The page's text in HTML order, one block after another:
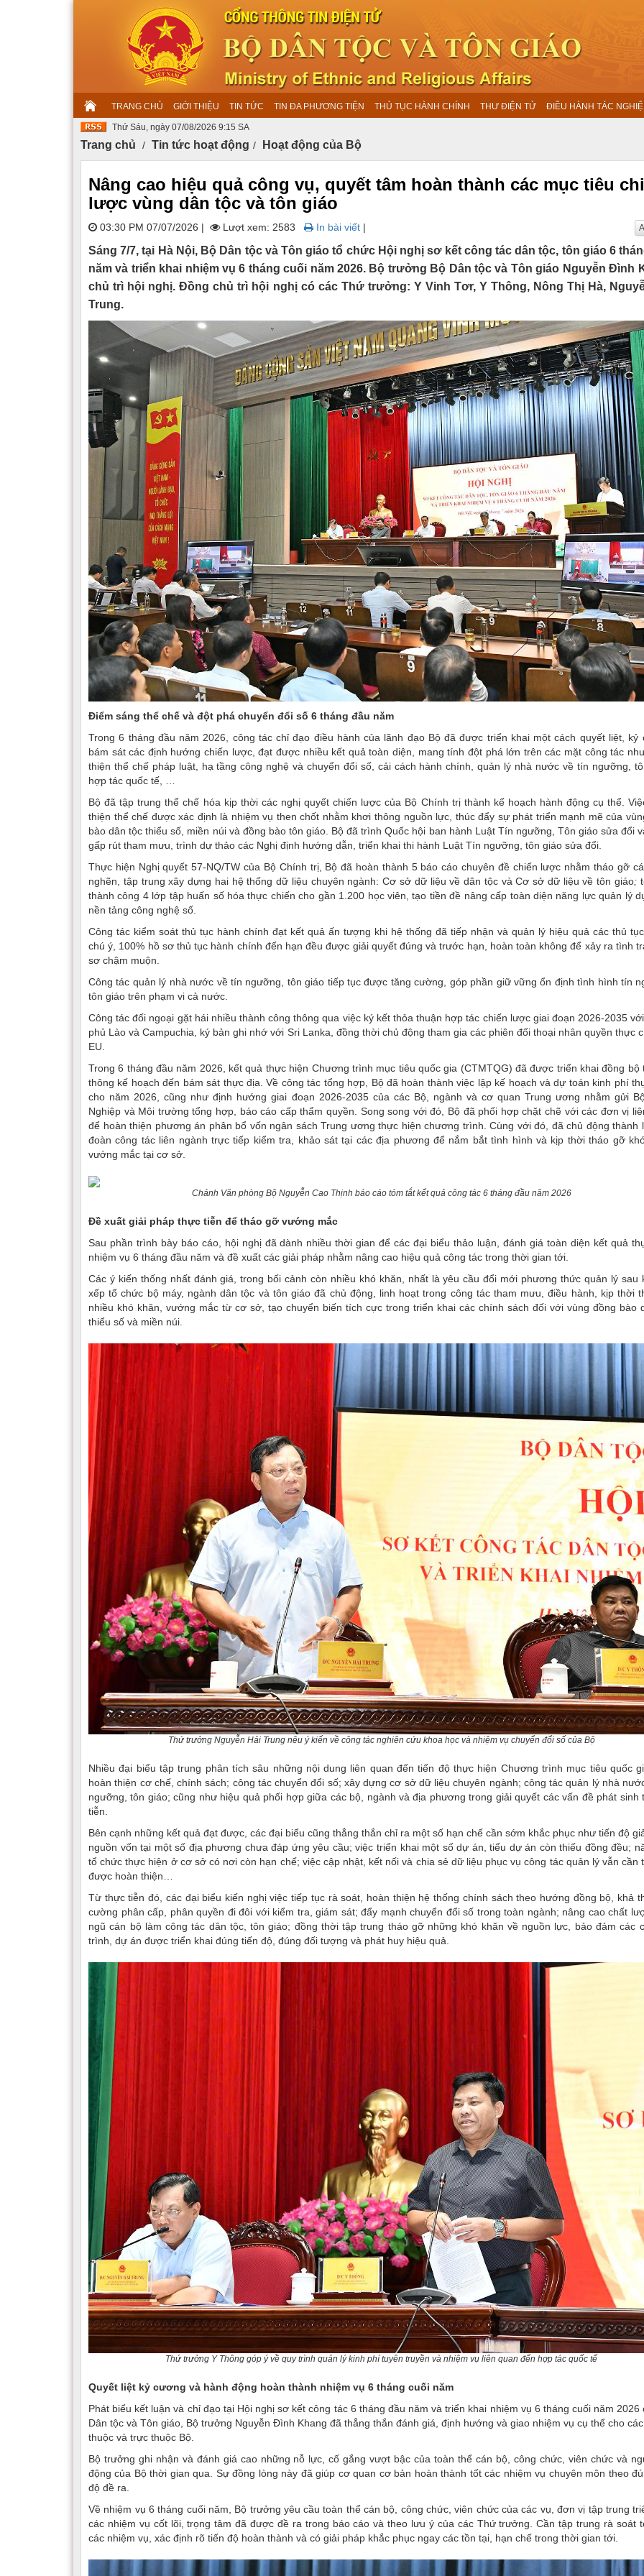
TRANG CHỦ GIỚI THIỆU TIN TỨC TIN ĐA PHƯƠNG TIỆN THỦ TỤC HÀNH CHÍNH THƯ ĐIỆN TỬ ĐIỀU HÀNH TÁC
Thứ Sáu, ngày 07/08/2026 9:15 SA
Trang chủ Tin tức hoạt động Hoạt động của Bộ
Nâng cao hiệu quả công vụ, quyết tâm hoàn thành các mục tiêu
lược vùng dân tộc và tôn giáo
03:30 PM 07/07/2026 | Lượt xem: 2583 In bài viết |
Sáng 7/7, tại Hà Nội, Bộ Dân tộc và Tôn giáo tổ chức Hội nghị sơ kết công tác dân tộc, tôn giáo 6
năm và triển khai nhiệm vụ 6 tháng cuối năm 2026. Bộ trưởng Bộ Dân tộc và Tôn giáo Nguyễn Đình
chủ trì hội nghị. Đồng chủ trì hội nghị có các Thứ trưởng: Y Vinh Tơr, Y Thông, Nông Thị Hà,
Trung.
Điểm sáng thể chế và đột phá chuyển đổi số 6 tháng đầu năm
Trong 6 tháng đầu năm 2026, công tác chỉ đạo điều hành của lãnh đạo Bộ đã được triển khai một cách quyết liệt, kỷ
bám sát các định hướng chiến lược, đạt được nhiều kết quả toàn diện, mang tính đột phá lớn trên các mặt công tác
thiện thể chế pháp luật, hạ tầng công nghệ và chuyển đổi số, cải cách hành chính, quản lý nhà nước về tín ngưỡng,
hợp tác quốc tế, …
Bộ đã tập trung thể chế hóa kịp thời các nghị quyết chiến lược của Bộ Chính trị thành kế hoạch hành động cụ thể.
thiện thể chế được xác định là nhiệm vụ then chốt nhằm khơi thông nguồn lực, thúc đẩy sự phát triển mạnh mẽ của
bào dân tộc thiểu số, miền núi và đồng bào tôn giáo. Bộ đã trình Quốc hội ban hành Luật Tín ngưỡng, Tôn giáo sửa đổi
gấp rút tham mưu, trình dự thảo các Nghị định hướng dẫn, triển khai thi hành Luật Tín ngưỡng, tôn giáo sửa đổi.
Thực hiện Nghị quyết 57-NQ/TW của Bộ Chính trị, Bộ đã hoàn thành 5 báo cáo chuyên đề chiến lược nhằm tháo gỡ
nghẽn, tập trung xây dựng hai hệ thống dữ liệu chuyên ngành: Cơ sở dữ liệu về dân tộc và Cơ sở dữ liệu về tôn giáo;
thành công 4 lớp tập huấn số hóa thực chiến cho gần 1.200 học viên, tạo tiền đề nâng cấp toàn diện năng lực quản lý
nền tảng công nghệ số.
Công tác kiểm soát thủ tục hành chính đạt kết quả ấn tượng khi hệ thống đã tiếp nhận và quản lý hiệu quả các thủ
chú ý, 100% hồ sơ thủ tục hành chính đến hạn đều được giải quyết đúng và trước hạn, hoàn toàn không để xảy ra tình
sơ chậm muộn.
Công tác quản lý nhà nước về tín ngưỡng, tôn giáo tiếp tục được tăng cường, góp phần giữ vững ổn định tình hình tín
tôn giáo trên phạm vi cả nước.
Công tác đối ngoại gặt hái nhiều thành công thông qua việc ký kết thỏa thuận hợp tác chiến lược giai đoạn 2026-2035
phủ Lào và Campuchia, ký bản ghi nhớ với Sri Lanka, đồng thời chủ động tham gia các phiên đối thoại nhân quyền thực
EU.
Trong 6 tháng đầu năm 2026, kết quả thực hiện Chương trình mục tiêu quốc gia (CTMTQG) đã được triển khai đồng bộ
thông kế hoạch đến bám sát thực địa. Về công tác tổng hợp, Bộ đã hoàn thành việc lập kế hoạch và dự toán kinh phí
cho năm 2026, cũng như định hướng giai đoạn 2026-2035 của các Bộ, ngành và cơ quan Trung ương nhằm gửi
Nghiệp và Môi trường tổng hợp, báo cáo cấp thẩm quyền. Song song với đó, Bộ đã phối hợp chặt chẽ với các đơn vị
để hoàn thiện phương án phân bổ vốn ngân sách Trung ương thực hiện chương trình. Cùng với đó, đã chủ động thành
đoàn công tác liên ngành trực tiếp kiểm tra, khảo sát tại các địa phương để nắm bắt tình hình và kịp thời tháo gỡ
vướng mắc tại cơ sở.
Chánh Văn phòng Bộ Nguyễn Cao Thịnh báo cáo tóm tắt kết quả công tác 6 tháng đầu năm 2026
Đề xuất giải pháp thực tiễn để tháo gỡ vướng mắc
Sau phần trình bày báo cáo, hội nghị đã dành nhiều thời gian để các đại biểu thảo luận, đánh giá toàn diện kết quả
nhiệm vụ 6 tháng đầu năm và đề xuất các giải pháp nhằm nâng cao hiệu quả công tác trong thời gian tới.
Các ý kiến thống nhất đánh giá, trong bối cảnh còn nhiều khó khăn, nhất là yêu cầu đổi mới phương thức quản lý sau
xếp tổ chức bộ máy, ngành dân tộc và tôn giáo đã chủ động, linh hoạt trong công tác tham mưu, điều hành, kịp thời
nhiều khó khăn, vướng mắc từ cơ sở, tạo chuyển biến tích cực trong triển khai các chính sách đối với vùng đồng bào
thiểu số và miền núi.
Thứ trưởng Nguyễn Hải Trung nêu ý kiến về công tác nghiên cứu khoa học và nhiệm vụ chuyển đổi số của Bộ
Nhiều đại biểu tập trung phân tích sâu những nội dung liên quan đến tiến độ thực hiện Chương trình mục tiêu quốc
hoàn thiện cơ chế, chính sách; công tác chuyển đổi số; xây dựng cơ sở dữ liệu chuyên ngành; công tác quản lý nhà
ngưỡng, tôn giáo; cũng như hiệu quả phối hợp giữa các bộ, ngành và địa phương trong giải quyết các vấn đề phát sinh
tiễn.
Bên cạnh những kết quả đạt được, các đại biểu cũng thẳng thắn chỉ ra một số hạn chế cần sớm khắc phục như tiến độ
nguồn vốn tại một số địa phương chưa đáp ứng yêu cầu; việc triển khai một số dự án, tiểu dự án còn thiếu đồng đều;
tổ chức thực hiện ở cơ sở có nơi còn hạn chế; việc cập nhật, kết nối và chia sẻ dữ liệu phục vụ công tác quản lý vẫn cần
được hoàn thiện…
Từ thực tiễn đó, các đại biểu kiến nghị việc tiếp tục rà soát, hoàn thiện hệ thống chính sách theo hướng đồng bộ, khả
cường phân cấp, phân quyền đi đôi với kiểm tra, giám sát; đẩy mạnh chuyển đổi số trong toàn ngành; nâng cao chất
ngũ cán bộ làm công tác dân tộc, tôn giáo; đồng thời tập trung tháo gỡ những khó khăn về nguồn lực, bảo đảm các
trình, dự án được triển khai đúng tiến độ, đúng đối tượng và phát huy hiệu quả.
Thứ trưởng Y Thông góp ý về quy trình quản lý kinh phí tuyên truyền và nhiệm vụ liên quan đến hợp tác quốc tế
Quyết liệt kỷ cương và hành động hoàn thành nhiệm vụ 6 tháng cuối năm
Phát biểu kết luận và chỉ đạo tại Hội nghị sơ kết công tác 6 tháng đầu năm và triển khai nhiệm vụ 6 tháng cuối năm 2026
Dân tộc và Tôn giáo, Bộ trưởng Nguyễn Đình Khang đã thẳng thắn đánh giá, định hướng và giao nhiệm vụ cụ thể cho
thuộc và trực thuộc Bộ.
Bộ trưởng ghi nhận và đánh giá cao những nỗ lực, cố gắng vượt bậc của toàn thể cán bộ, công chức, viên chức và
động của Bộ thời gian qua. Sự đồng lòng này đã giúp cơ quan cơ bản hoàn thành tốt các nhiệm vụ chuyên môn theo
độ đề ra.
Về nhiệm vụ 6 tháng cuối năm, Bộ trưởng yêu cầu toàn thể cán bộ, công chức, viên chức của các vụ, đơn vị tập trung
các nhiệm vụ cốt lõi, trọng tâm đã được đề ra trong báo cáo và theo lưu ý của các Thứ trưởng. Cần tập trung rà soát
các nhiệm vụ, xác định rõ tiến độ hoàn thành và có giải pháp khắc phục ngay các tồn tại, hạn chế trong thời gian tới.